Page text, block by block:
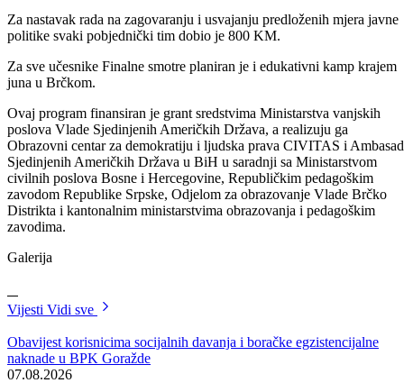
U Sarajevu je 4.maja, u Velikoj sali Parlamentarne Skupštine
BiH održana Finalna smotra školskog programa „Projekt
građanin/Ja građanin“.
U programu Finalne smotre promovirano je 330 učenika, pobjednika
Projekt građanin/Ja građanin takmičenja organiziranih u Distriktu
Brčko, 7 regija Republike Srpske i 10 kantona Federacije Bosne i
Hercegovine.
Učesnici Finalne smotre bili su i pobjednici iz Građanskog
obrazovanja-Projekt građanin na kantonalnom takmičenju iz JU OŠ
„Mehmedalija Mak Dizdar“ Vitkovići i JU Srednja stručna škola
„Džemal Bijedić“ iz Goražda.